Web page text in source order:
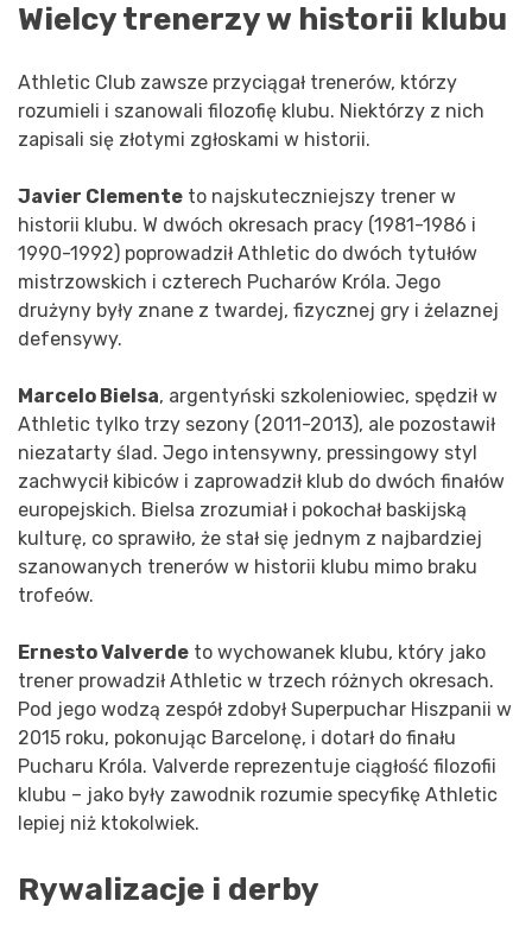
Wielcy trenerzy w historii klubu
Athletic Club zawsze przyciągał trenerów, którzy
rozumieli i szanowali filozofię klubu. Niektórzy z nich
zapisali się złotymi zgłoskami w historii.
Javier Clemente to najskuteczniejszy trener w
historii klubu. W dwóch okresach pracy (1981-1986 i
1990-1992) poprowadził Athletic do dwóch tytułów
mistrzowskich i czterech Pucharów Króla. Jego
drużyny były znane z twardej, fizycznej gry i żelaznej
defensywy.
Marcelo Bielsa, argentyński szkoleniowiec, spędził w
Athletic tylko trzy sezony (2011-2013), ale pozostawił
niezatarty ślad. Jego intensywny, pressingowy styl
zachwycił kibiców i zaprowadził klub do dwóch finałów
europejskich. Bielsa zrozumiał i pokochał baskijską
kulturę, co sprawiło, że stał się jednym z najbardziej
szanowanych trenerów w historii klubu mimo braku
trofeów.
Ernesto Valverde to wychowanek klubu, który jako
trener prowadził Athletic w trzech różnych okresach.
Pod jego wodzą zespół zdobył Superpuchar Hiszpanii w
2015 roku, pokonując Barcelonę, i dotarł do finału
Pucharu Króla. Valverde reprezentuje ciągłość filozofii
klubu – jako były zawodnik rozumie specyfikę Athletic
lepiej niż ktokolwiek.
Rywalizacje i derby